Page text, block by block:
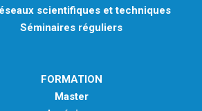
scientifiques et techniques
Séminaires réguliers
FORMATION
Master